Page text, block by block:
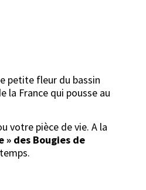
petite fleur du bassin
la France qui pousse au
votre pièce de vie. A la
» des Bougies de